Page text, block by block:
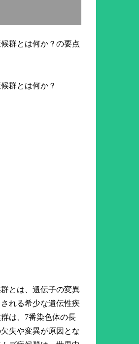
とは、遺伝子の変異
れる希少な遺伝性疾
は、7番染色体の長
失や変異が原因とな